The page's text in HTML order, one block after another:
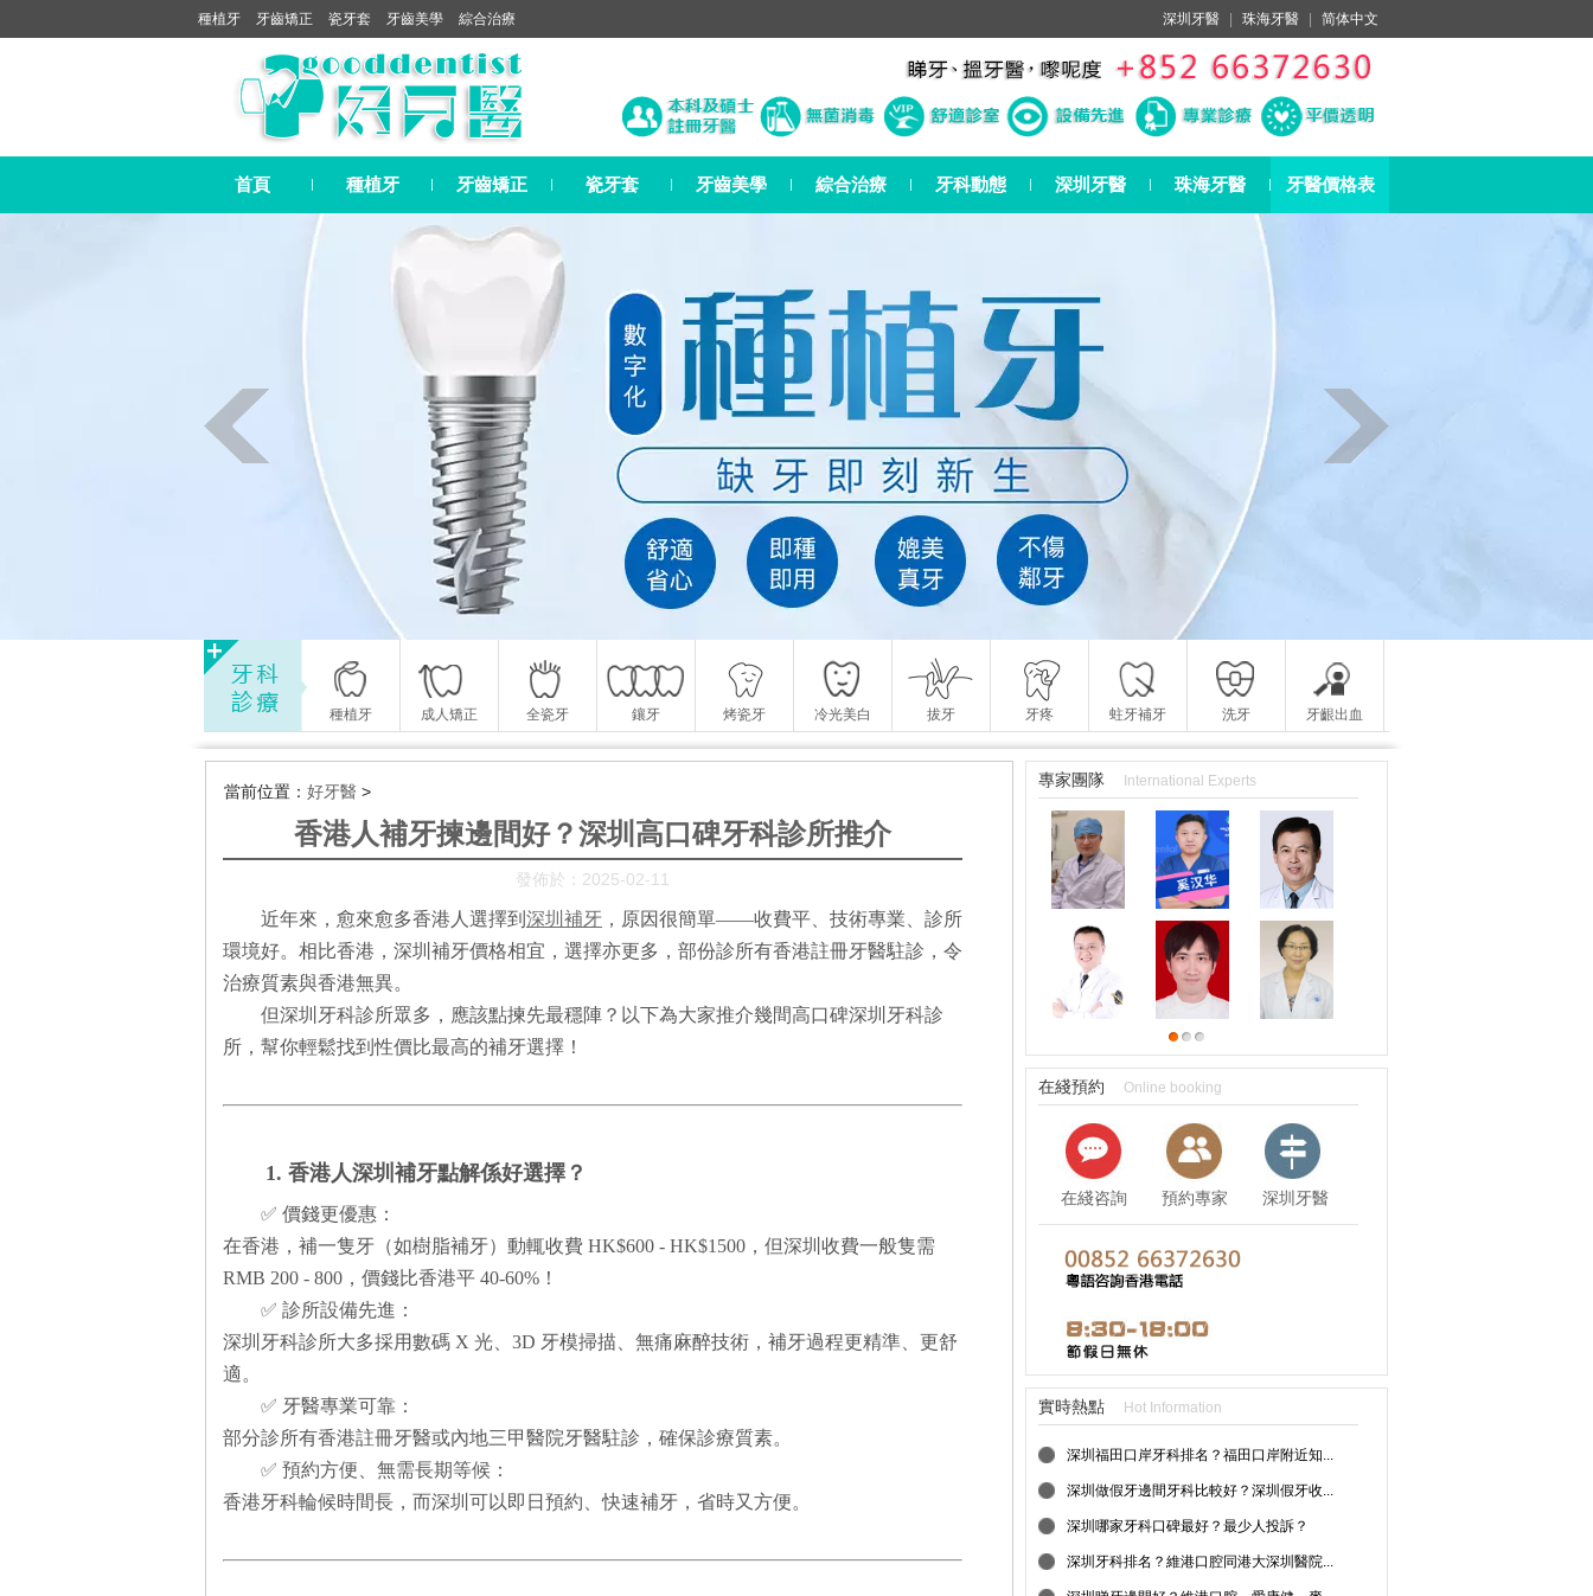
種植牙 牙齒矯正 瓷牙套 牙齒美學 綜合治療 深圳牙醫 珠海牙醫 简体中文
首頁 種植牙 牙齒矯正 瓷牙套 牙齒美學 綜合治療 牙科動態 深圳牙醫 珠海牙醫 牙醫價格表
種植牙 成人矯正 全瓷牙 鑲牙 烤瓷牙 冷光美白 拔牙 牙疼 蛀牙補牙 洗牙 牙齦出血
當前位置： 好牙醫 >
香港人補牙揀邊間好？深圳高口碑牙科診所推介
發佈於：2025-02-11
近年來，愈來愈多香港人選擇到 深圳補牙 ，原因很簡單——收費平、技術專業、診所
環境好。相比香港，深圳補牙價格相宜，選擇亦更多，部份診所有香港註冊牙醫駐診，令
治療質素與香港無異。
但深圳牙科診所眾多，應該點揀先最穩陣？以下為大家推介幾間高口碑深圳牙科診
所，幫你輕鬆找到性價比最高的補牙選擇！
1. 香港人深圳補牙點解係好選擇？
✅ 價錢更優惠：
在香港，補一隻牙（如樹脂補牙）動輒收費 HK$600 - HK$1500，但深圳收費一般隻需
RMB 200 - 800，價錢比香港平 40-60%！
✅ 診所設備先進：
深圳牙科診所大多採用數碼 X 光、3D 牙模掃描、無痛麻醉技術，補牙過程更精準、更舒
適。
✅ 牙醫專業可靠：
部分診所有香港註冊牙醫或內地三甲醫院牙醫駐診，確保診療質素。
✅ 預約方便、無需長期等候：
香港牙科輪候時間長，而深圳可以即日預約、快速補牙，省時又方便。
專家團隊 International Experts
在綫預約 Online booking
在綫咨詢 預約專家
深圳牙醫
實時熱點 Hot Information
深圳福田口岸牙科排名？福田口岸附近知...
深圳做假牙邊間牙科比較好？深圳假牙收...
深圳哪家牙科口碑最好？最少人投訴？
深圳牙科排名？維港口腔同港大深圳醫院...